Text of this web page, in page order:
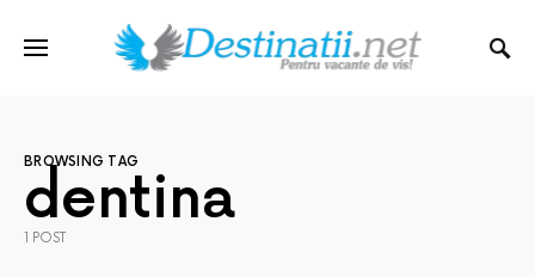
BROWSING TAG
dentina
1 POST